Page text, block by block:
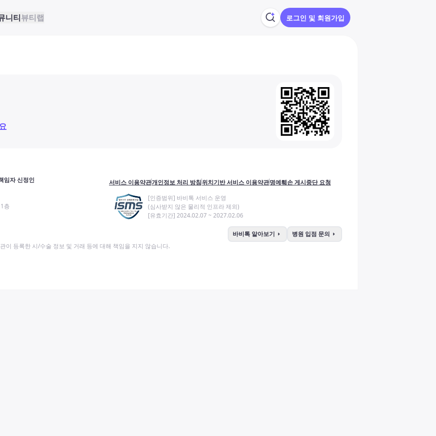
니티뷰티랩 로그인 및 회원가입
임자 신정인
층
서비스 이용약관개인정보 처리 방침위치기반 서비스 이용약관명예훼손 게시중단 요청
[인증범위] 바비톡 서비스 운영
(심사받지 않은 물리적 인프라 제외)
[유효기간] 2024.02.07 ~ 2027.02.06
바비톡 알아보기 arrow_right 병원 입점 문의 arrow_right
이 등록한 시/수술 정보 및 거래 등에 대해 책임을 지지 않습니다.